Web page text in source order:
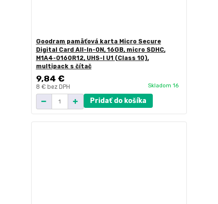
Goodram pamäťová karta Micro Secure
Digital Card All-In-ON, 16GB, micro SDHC,
M1A4-0160R12, UHS-I U1 (Class 10),
multipack s čítač
9,84 €
8 € bez DPH Skladom 16
Pridať do košíka